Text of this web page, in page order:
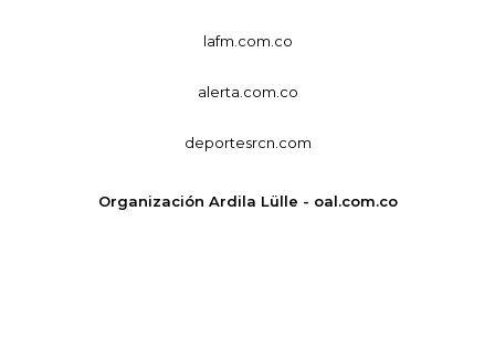
lafm.com.co
alerta.com.co
deportesrcn.com
Organización Ardila Lülle - oal.com.co